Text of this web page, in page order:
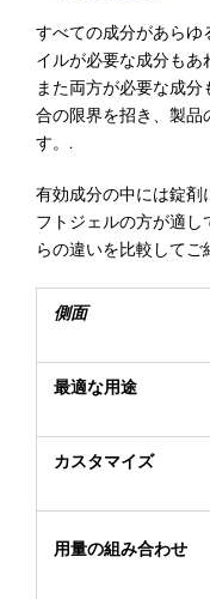
すべての成分があらゆ
イルが必要な成分もあ
また両方が必要な成
合の限界を招き、製品
す。.
有効成分の中には錠剤
フトジェルの方が適
らの違いを比較してご
側面
最適な用途
カスタマイズ
用量の組み合わせ